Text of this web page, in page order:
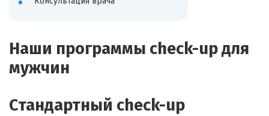
Наши программы check-up для
мужчин
Стандартный check-up